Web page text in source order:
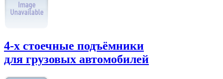
4-х стоечные подъёмники
для грузовых автомобилей